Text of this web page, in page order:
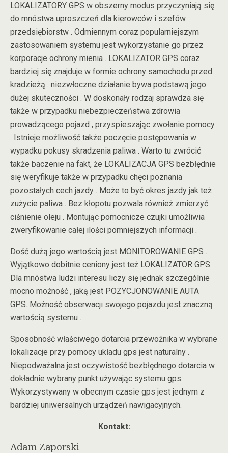
LOKALIZATORY GPS w obszerny modus przyczyniają się
do mnóstwa uproszczeń dla kierowców i szefów
przedsiębiorstw . Odmiennym coraz popularniejszym
zastosowaniem systemu jest wykorzystanie go przez
korporacje ochrony mienia . LOKALIZATOR GPS coraz
bardziej się znajduje w formie ochrony samochodu przed
kradzieżą . niezwłoczne działanie bywa podstawą jego
dużej skuteczności . W doskonały rodzaj sprawdza się
także w przypadku niebezpieczeństwa zdrowia
prowadzącego pojazd , przyspieszając zwołanie pomocy
. Istnieje możliwość także poczęcie postępowania w
wypadku pokusy skradzenia paliwa . Warto tu zwrócić
także baczenie na fakt, że LOKALIZACJA GPS bezbłędnie
się weryfikuje także w przypadku chęci poznania
pozostałych cech jazdy . Może to być okres jazdy jak też
zużycie paliwa . Bez kłopotu pozwala również zmierzyć
ciśnienie oleju . Montując pomocnicze czujki umożliwia
zweryfikowanie całej ilości pomniejszych informacji .
Dość dużą jego wartością jest MONITOROWANIE GPS .
Wyjątkowo dobitnie ceniony jest też LOKALIZATOR GPS.
Dla mnóstwa ludzi interesu liczy się jednak szczególnie
mocno możność , jaką jest POZYCJONOWANIE AUTA
GPS. Możność obserwacji swojego pojazdu jest znaczną
wartością systemu .
Sposobność właściwego dotarcia przewoźnika w wybrane
lokalizacje przy pomocy układu gps jest naturalny .
Niepodważalna jest oczywistość bezbłędnego dotarcia w
dokładnie wybrany punkt używając systemu gps.
Wykorzystywany w obecnym czasie gps jest jednym z
bardziej uniwersalnych urządzeń nawigacyjnych.
Kontakt:
Adam Zaporski